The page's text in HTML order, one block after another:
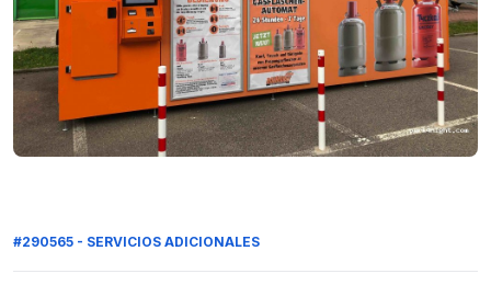
#290565 - SERVICIOS ADICIONALES